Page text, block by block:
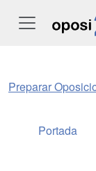
Preparar
Portada